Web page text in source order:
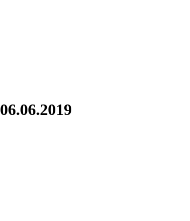
06.06.2019